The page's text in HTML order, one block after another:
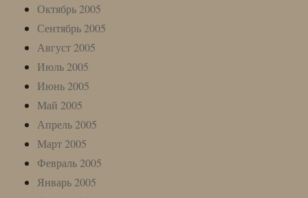
Октябрь 2005
Сентябрь 2005
Август 2005
Июль 2005
Июнь 2005
Май 2005
Апрель 2005
Март 2005
Февраль 2005
Январь 2005